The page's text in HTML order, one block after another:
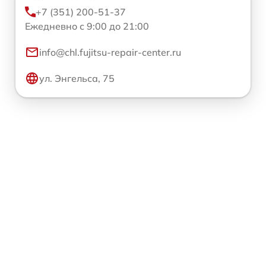
+7 (351) 200-51-37
Ежедневно с 9:00 до 21:00
info@chl.fujitsu-repair-center.ru
ул. Энгельса, 75